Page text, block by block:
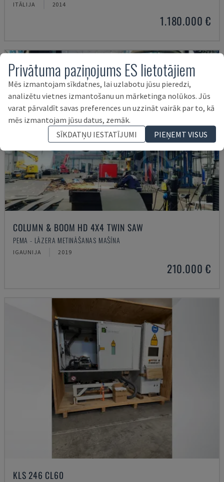
ITĀLIJA 2014
1.180.000 €
COLUMN & BOOM HD 4X4 TWIN SAW
PEMA - LĀZERA METINĀŠANAS MAŠĪNA
IGAUNIJA 2019
210.000 €
KLS 246 CL60
Privātuma paziņojums ES lietotājiem
Mēs izmantojam sīkdatnes, lai uzlabotu jūsu pieredzi,
analizētu vietnes izmantošanu un mārketinga nolūkos. Jūs
varat pārvaldīt savas preferences un uzzināt vairāk par to, kā
mēs izmantojam jūsu datus, zemāk.
SĪKDATŅU IESTATĪJUMI
PIEŅEMT VISUS